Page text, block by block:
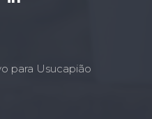
para Usucapião